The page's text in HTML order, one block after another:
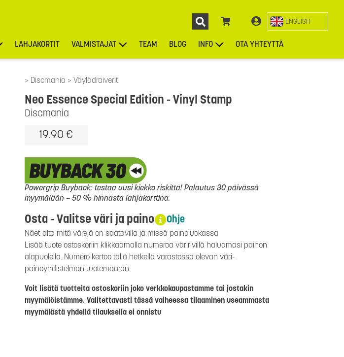
ENGLISH
LAHJAKORTIT VALMISTAJAT TEAM BLOG INFO OTA YHTEYTTÄ
Discmania Väylädraiverit
Discmania
Neo Essence Special Edition - Vinyl Stamp
19.90 €
Powergrip Buyback: testaa uusi kiekko riskittä! Palautus 30 päivässä
myymälään – 50 % hinnasta lahjakorttina.
Osta - Valitse väri ja paino Ohje
Näet alta mitä värejä on saatavilla ja missä painoluokassa
Lisää tuote ostoskoriin klikkaamalla numeroa väririvillä haluamasi painon
alapuolella. Numero kertoo tällä hetkellä varastossa olevan väri-
painoyhdistelmän tuotemäärän.
Voit lisätä tuotteita ostoskoriin joko verkkokaupastamme tai jostakin
myymälöistämme. Valitettavasti tässä vaiheessa tilaaminen useammasta
myymälästä yhdellä tilauksella ei onnistu